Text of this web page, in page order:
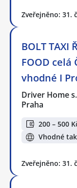
Zveřejněno: 31.
BOLT TAXI
FOOD celá
vhodné I
Driver Home
Praha
200 – 500
Vhodné
Zveřejněno: 31.